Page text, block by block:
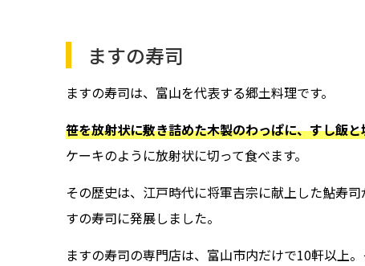
ますの寿司
ますの寿司は、富山を代表する郷土料理です。
笹を放射状に敷き詰めた木製のわっぱに、すし飯
ケーキのように放射状に切って食べます。
その歴史は、江戸時代に将軍吉宗に献上した鮎寿
すの寿司に発展しました。
ますの寿司の専門店は、富山市内だけで10軒以上